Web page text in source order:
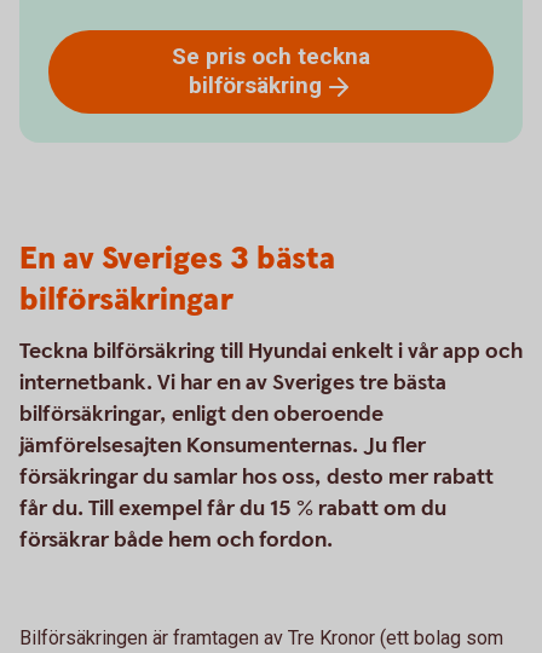
Se pris och teckna
bilförsäkring
En av Sveriges 3 bästa
bilförsäkringar
Teckna bilförsäkring till Hyundai enkelt i vår app och
internetbank. Vi har en av Sveriges tre bästa
bilförsäkringar, enligt den oberoende
jämförelsesajten Konsumenternas. Ju fler
försäkringar du samlar hos oss, desto mer rabatt
får du. Till exempel får du 15 % rabatt om du
försäkrar både hem och fordon.
Bilförsäkringen är framtagen av Tre Kronor (ett bolag som